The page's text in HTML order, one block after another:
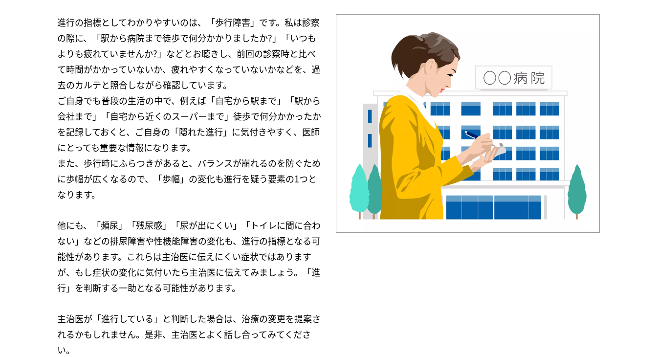
進行の指標としてわかりやすいのは、「歩行障害」です。私は診察
の際に、「駅から病院まで徒歩で何分かかりましたか?」「いつも
よりも疲れていませんか?」などとお聴きし、前回の診察時と比べ
て時間がかかっていないか、疲れやすくなっていないかなどを、過
去のカルテと照合しながら確認しています。
ご自身でも普段の生活の中で、例えば「自宅から駅まで」「駅から
会社まで」「自宅から近くのスーパーまで」徒歩で何分かかったか
を記録しておくと、ご自身の「隠れた進行」に気付きやすく、医師
にとっても重要な情報になります。
また、歩行時にふらつきがあると、バランスが崩れるのを防ぐため
に歩幅が広くなるので、「歩幅」の変化も進行を疑う要素の1つと
なります。
他にも、「頻尿」「残尿感」「尿が出にくい」「トイレに間に合わ
ない」などの排尿障害や性機能障害の変化も、進行の指標となる可
能性があります。これらは主治医に伝えにくい症状ではあります
が、もし症状の変化に気付いたら主治医に伝えてみましょう。「進
行」を判断する一助となる可能性があります。
主治医が「進行している」と判断した場合は、治療の変更を提案さ
れるかもしれません。是非、主治医とよく話し合ってみてくださ
い。